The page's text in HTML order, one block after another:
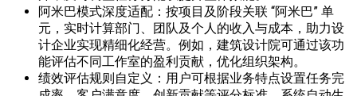
阿米巴模式深度适配：按项目及阶段关联 “阿米巴” 单
元，实时计算部门、团队及个人的收入与成本，助力设
计企业实现精细化经营。例如，建筑设计院可通过该功
能评估不同工作室的盈利贡献，优化组织架构。
绩效评估规则自定义：用户可根据业务特点设置任务完